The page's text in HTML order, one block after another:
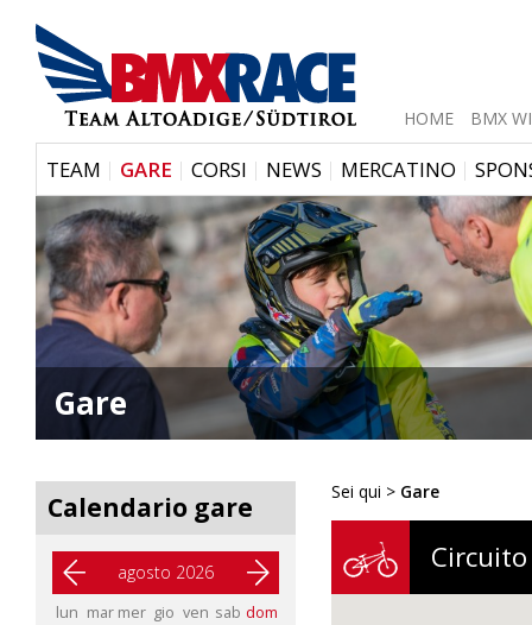
HOME BMX
TEAM | GARE | CORSI | NEWS | MERCATINO |
Gare
Sei qui > Gare
Calendario gare
agosto 2026
lun mar mer gio ven sab dom